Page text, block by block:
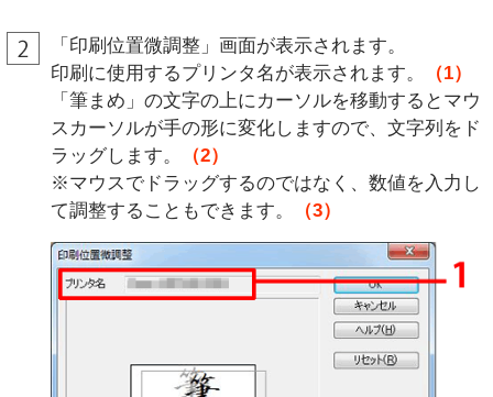
「印刷位置微調整」画面が表示されます。
印刷に使用するプリンタ名が表示されます。
（1）
「筆まめ」の文字の上にカーソルを移動するとマウ
スカーソルが手の形に変化しますので、文字列をド
ラッグします。
（2）
※マウスでドラッグするのではなく、数値を入力し
て調整することもできます。
（3）